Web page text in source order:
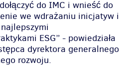
do IMC i wnieść do
we wdrażaniu inicjatyw i
ESG” - powiedziała
dyrektora generalnego
rozwoju.